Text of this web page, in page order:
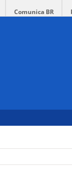
Comunica BR